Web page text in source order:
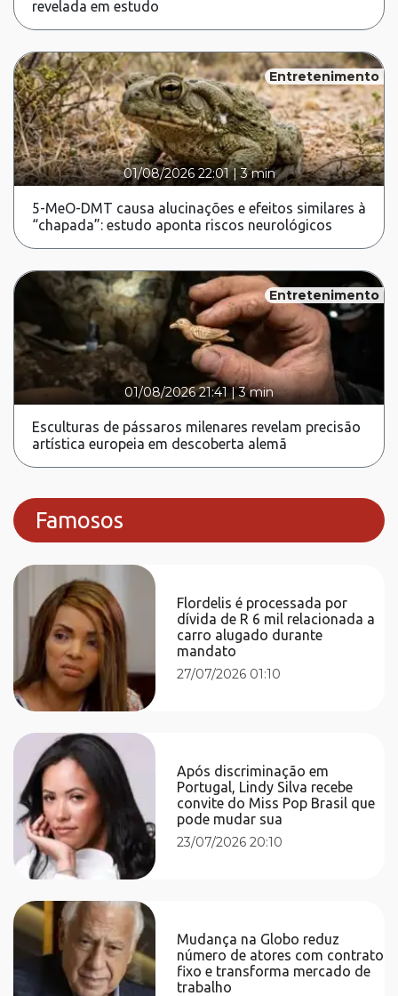
revelada em estudo
Entretenimento
01/08/2026 22:01|3 min
5-MeO-DMT causa alucinações e efeitos similares à
“chapada”: estudo aponta riscos neurológicos
Entretenimento
01/08/2026 21:41 |3 min
Esculturas de pássaros milenares revelam precisão
artística europeia em descoberta alemã
Famosos
Flordelis é processada por
dívida de R 6 mil relacionada a
carro alugado durante
mandato
27/07/2026 01:10
Após discriminação em
Portugal, Lindy Silva recebe
convite do Miss Pop Brasil que
pode mudar sua
23/07/2026 20:10
Mudança na Globo reduz
número de atores com contrato
fixo e transforma mercado de
trabalho